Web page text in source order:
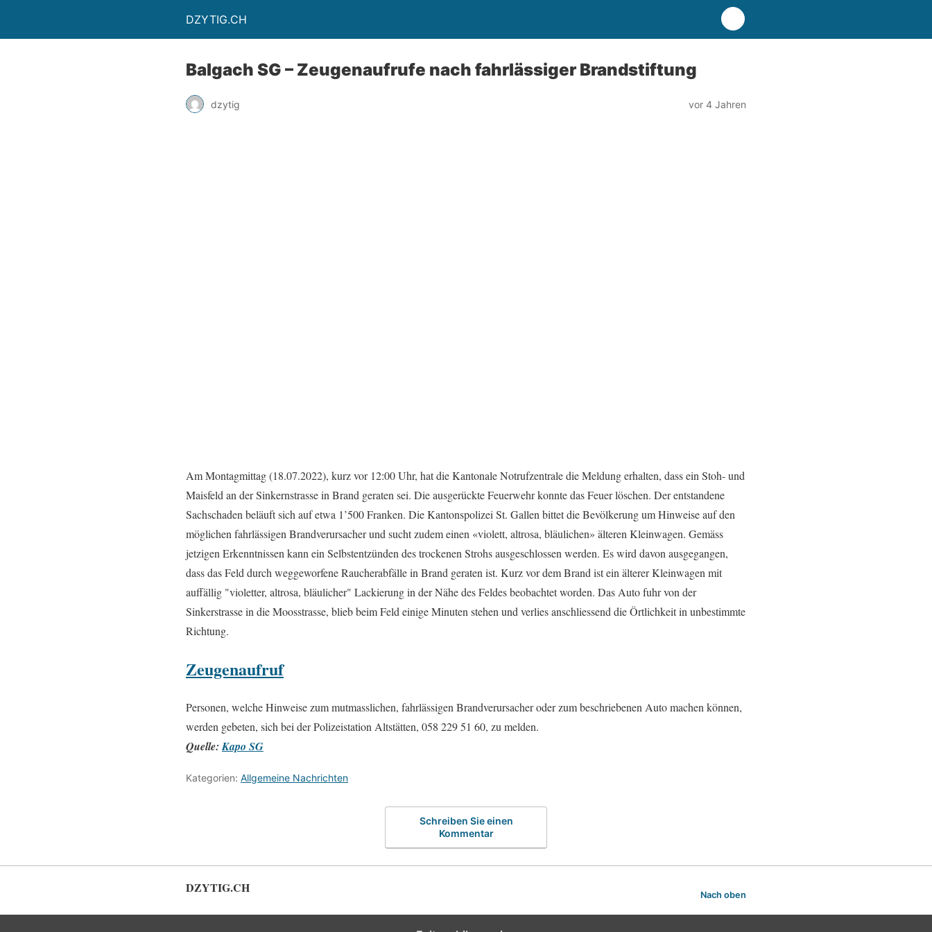
DZYTIG.CH
Balgach SG – Zeugenaufrufe nach fahrlässiger Brandstiftung
dzytig vor 4 Jahren
Am Montagmittag (18.07.2022), kurz vor 12:00 Uhr, hat die Kantonale Notrufzentrale die Meldung erhalten, dass ein Stoh- und
Maisfeld an der Sinkernstrasse in Brand geraten sei. Die ausgerückte Feuerwehr konnte das Feuer löschen. Der entstandene
Sachschaden beläuft sich auf etwa 1’500 Franken. Die Kantonspolizei St. Gallen bittet die Bevölkerung um Hinweise auf den
möglichen fahrlässigen Brandverursacher und sucht zudem einen «violett, altrosa, bläulichen» älteren Kleinwagen. Gemäss
jetzigen Erkenntnissen kann ein Selbstentzünden des trockenen Strohs ausgeschlossen werden. Es wird davon ausgegangen,
dass das Feld durch weggeworfene Raucherabfälle in Brand geraten ist. Kurz vor dem Brand ist ein älterer Kleinwagen mit
auffällig "violetter, altrosa, bläulicher" Lackierung in der Nähe des Feldes beobachtet worden. Das Auto fuhr von der
Sinkerstrasse in die Moosstrasse, blieb beim Feld einige Minuten stehen und verlies anschliessend die Örtlichkeit in unbestimmte
Richtung.
Zeugenaufruf
Personen, welche Hinweise zum mutmasslichen, fahrlässigen Brandverursacher oder zum beschriebenen Auto machen können,
werden gebeten, sich bei der Polizeistation Altstätten, 058 229 51 60, zu melden.
Quelle:Kapo SG
Kategorien: Allgemeine Nachrichten
Schreiben Sie einen
Kommentar
DZYTIG.CH Nach oben